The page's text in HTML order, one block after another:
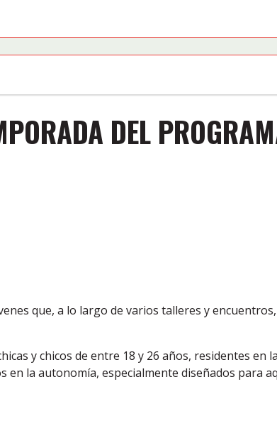
DEL
que, a lo largo de varios talleres y
y chicos de entre 18 y 26 años, residentes en
en la autonomía, especialmente diseñados para